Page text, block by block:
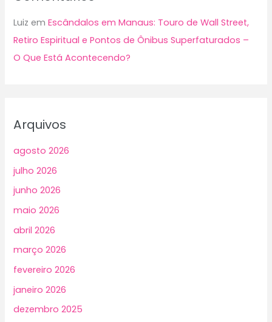
Luiz emEscândalos em Manaus: Touro de Wall Street,
Retiro Espiritual e Pontos de Ônibus Superfaturados –
O Que Está Acontecendo?
Arquivos
agosto 2026
julho 2026
junho 2026
maio 2026
abril 2026
março 2026
fevereiro 2026
janeiro 2026
dezembro 2025